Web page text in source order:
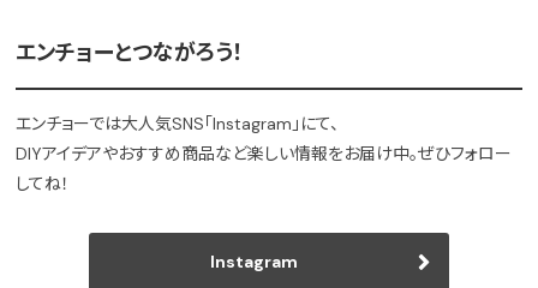
エンチョーとつながろう！
エンチョーでは大人気SNS「Instagram」にて、
DIYアイデアやおすすめ商品など楽しい情報をお届け中。ぜひフォロー
してね！
Instagram